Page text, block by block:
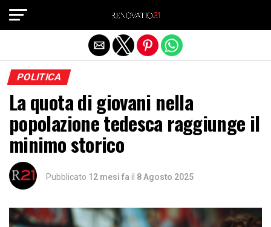
POLITICA
La quota di giovani nella
popolazione tedesca raggiunge il
minimo storico
Pubblicato 12 mesi fa il 8 Agosto 2025
Exit mobile version